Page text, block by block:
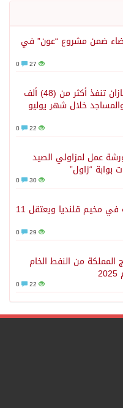
ضمن مشروع “عون” في
27
“الشؤون الإسلامية” في جازان تنفذ أكثر من (48) ألف
خلال شهر يوليو
22
عمل لمزاولي الصيد
بوابة “زاول”
30
الاحتلال يهدم محالاً تجارية في مخيم قلنديا ويعتقل 11
29
المملكة من النفط الخام
22